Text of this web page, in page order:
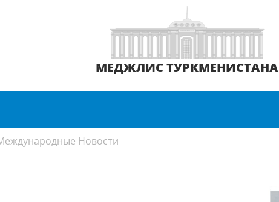
МЕДЖЛИС ТУРКМЕНИСТАНА
Новости